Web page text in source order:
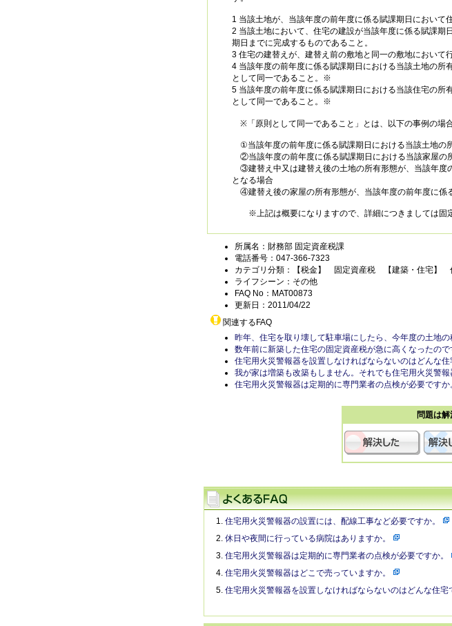
1 当該土地が、当該年度の前年度に係る賦課期日において
2 当該土地において、住宅の建設が当該年度に係る賦課
期日までに完成するものであること。
3 住宅の建替えが、建替え前の敷地と同一の敷地において
4 当該年度の前年度に係る賦課期日における当該土地の所
として同一であること。※
5 当該年度の前年度に係る賦課期日における当該住宅の所
として同一であること。※
※「原則として同一であること」とは、以下の事例の場
①当該年度の前年度に係る賦課期日における当該土地の
②当該年度の前年度に係る賦課期日における当該家屋の
③建替え中又は建替え後の土地の所有形態が、当該年度
となる場合
④建替え後の家屋の所有形態が、当該年度の前年度に係
※上記は概要になりますので、詳細につきましては固定
所属名：財務部 固定資産税課
電話番号：047-366-7323
カテゴリ分類：【税金】 固定資産税 【建築・住宅】
ライフシーン：その他
FAQ No：MAT00873
更新日：2011/04/22
関連するFAQ
昨年、住宅を取り壊して駐車場にしたら、今年度の土地
数年前に新築した住宅の固定資産税が急に高くなったの
住宅用火災警報器を設置しなければならないのはどんな
我が家は増築も改築もしません。それでも住宅用火災警報
住宅用火災警報器は定期的に専門業者の点検が必要ですか
問題は
住宅用火災警報器の設置には、配線工事など必要ですか。
休日や夜間に行っている病院はありますか。
住宅用火災警報器は定期的に専門業者の点検が必要ですか。
住宅用火災警報器はどこで売っていますか。
住宅用火災警報器を設置しなければならないのはどんな住